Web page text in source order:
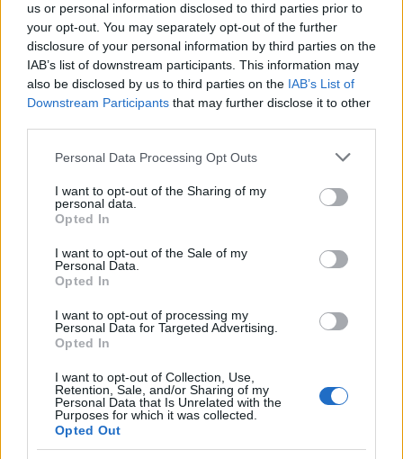
us or personal information disclosed to third parties prior to
your opt-out. You may separately opt-out of the further
disclosure of your personal information by third parties on the
IAB’s list of downstream participants. This information may
also be disclosed by us to third parties on the IAB’s List of
Downstream Participants that may further disclose it to other
Please note that this website/app uses one or more Google
not limited to your visit or usage behaviour. You may click to
grant or deny consent to Google and its third-party tags to
use your data for below specified purposes in below Google
consent section.
Personal Data Processing Opt Outs
I want to opt-out of the Sharing of my
personal data.
Opted In
I want to opt-out of the Sale of my
Personal Data.
Opted In
I want to opt-out of processing my
Personal Data for Targeted Advertising.
Opted In
I want to opt-out of Collection, Use,
Retention, Sale, and/or Sharing of my
Personal Data that Is Unrelated with the
Purposes for which it was collected.
Opted Out
Toncoin, initialement appelé Gram, a été créé pour
l’application de messagerie Telegram, mais a ensuite été
adopté par la Fondation TON. Toncoin permet des
transactions rapides et sécurisées, avec une augmentation
Ces crypto-monnaies représentent certaines des meilleures
opportunités d’investissement pour 2024, grâce à leur
toujours faire des recherches approfondies avant d’investir